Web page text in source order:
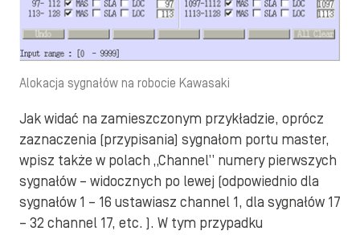
Alokacja sygnałów na robocie Kawasaki
Jak widać na zamieszczonym przykładzie, oprócz
zaznaczenia (przypisania) sygnałom portu master,
wpisz także w polach „Channel” numery pierwszych
sygnałów – widocznych po lewej (odpowiednio dla
sygnałów 1 – 16 ustawiasz channel 1, dla sygnałów 17
– 32 channel 17, etc. ). W tym przypadku